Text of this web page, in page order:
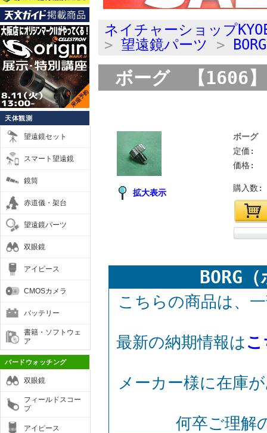
天体観測
望遠鏡セット
スマート望遠鏡
鏡筒
赤道儀・架台
望遠鏡パーツ
双眼鏡
アイピース
CMOSカメラ
バッテリー
書籍・ソフトウェ
ア
バードウォッチング
双眼鏡
フィールドスコー
プ
アイピース
ネイチャーショップ
> 望遠鏡パーツ >
ボーグ 【1606
拡大表示
ボーグ
定価:
価格:
購入数:
BORG
こちらの商品は、
最新の納期情報は
メーカー様に在庫
何卒ご理解